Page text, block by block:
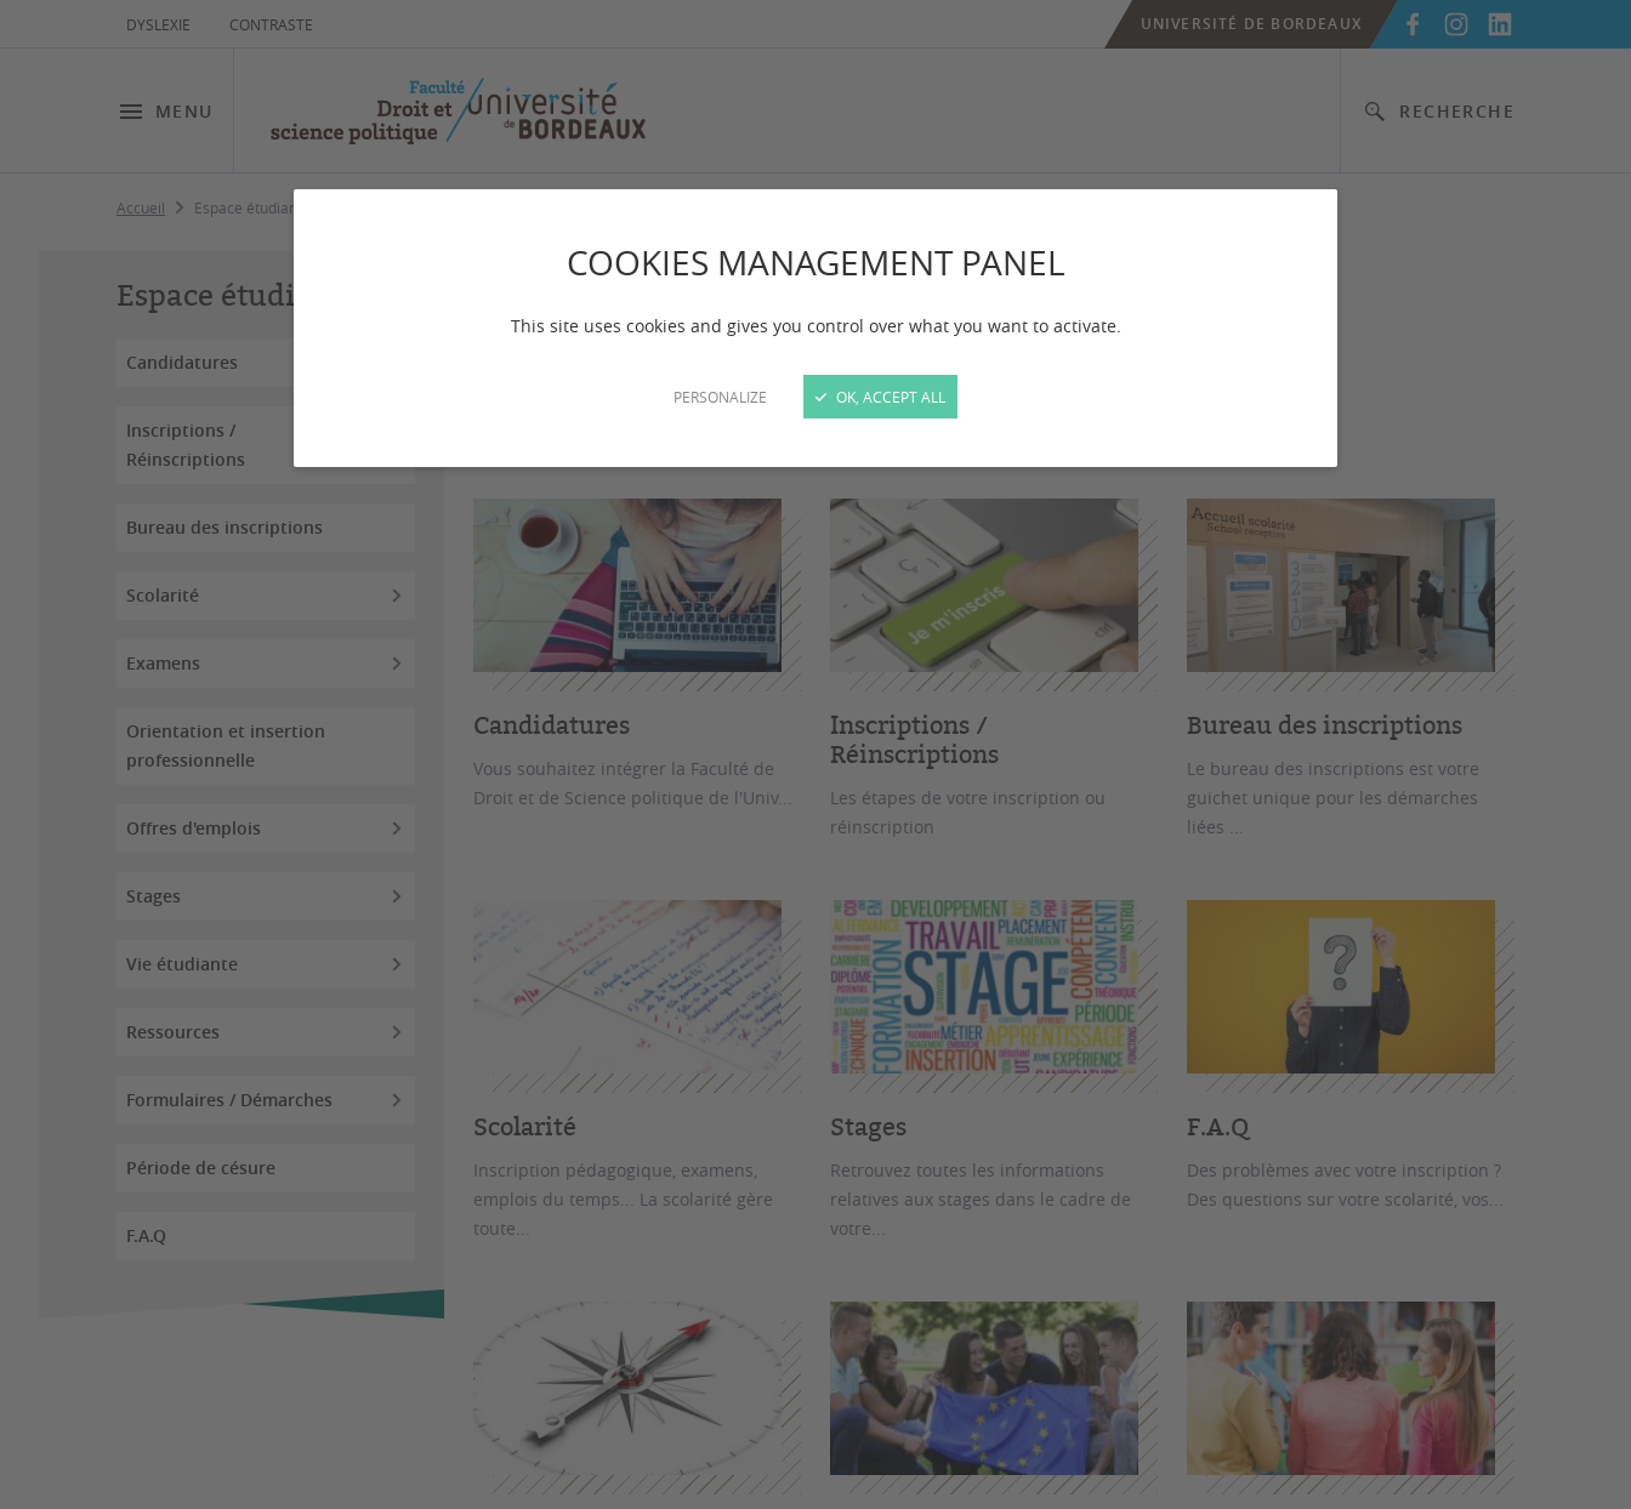
COOKIES MANAGEMENT PANEL
This site uses cookies and gives you control over what you want to activate.
PERSONALIZE OK, ACCEPT ALL
DYSLEXIE CONTRASTE
MENU RECHERCHE
UNIVERSITÉ DE BORDEAUX
Accueil Espace étudiant
Espace étudiant
Candidatures
Inscriptions /
Réinscriptions
Bureau des inscriptions
Scolarité
Examens
Orientation et insertion
professionnelle
Offres d'emplois
Stages
Vie étudiante
Ressources
Formulaires / Démarches
Période de césure
F.A.Q
Espace étudiant
Candidatures
Vous souhaitez intégrer la Faculté de
Droit et de Science politique de l'Univ...
Inscriptions /
Réinscriptions
Les étapes de votre inscription ou
réinscription
Bureau des inscriptions
Le bureau des inscriptions est votre
guichet unique pour les démarches
liées ...
Scolarité
Inscription pédagogique, examens,
emplois du temps... La scolarité gère
toute...
Stages
Retrouvez toutes les informations
relatives aux stages dans le cadre de
votre...
F.A.Q
Des problèmes avec votre inscription ?
Des questions sur votre scolarité, vos...